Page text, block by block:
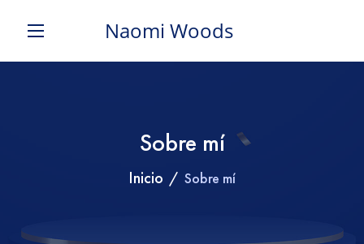
Naomi Woods
Sobre mí
Inicio Sobre mí